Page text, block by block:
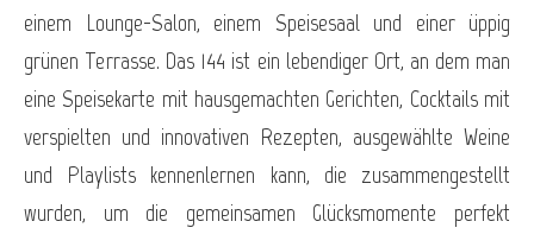
einem Lounge-Salon, einem Speisesaal und einer üppig
grünen Terrasse. Das 144 ist ein lebendiger Ort, an dem man
eine Speisekarte mit hausgemachten Gerichten, Cocktails mit
verspielten und innovativen Rezepten, ausgewählte Weine
und Playlists kennenlernen kann, die zusammengestellt
wurden, um die gemeinsamen Glücksmomente perfekt